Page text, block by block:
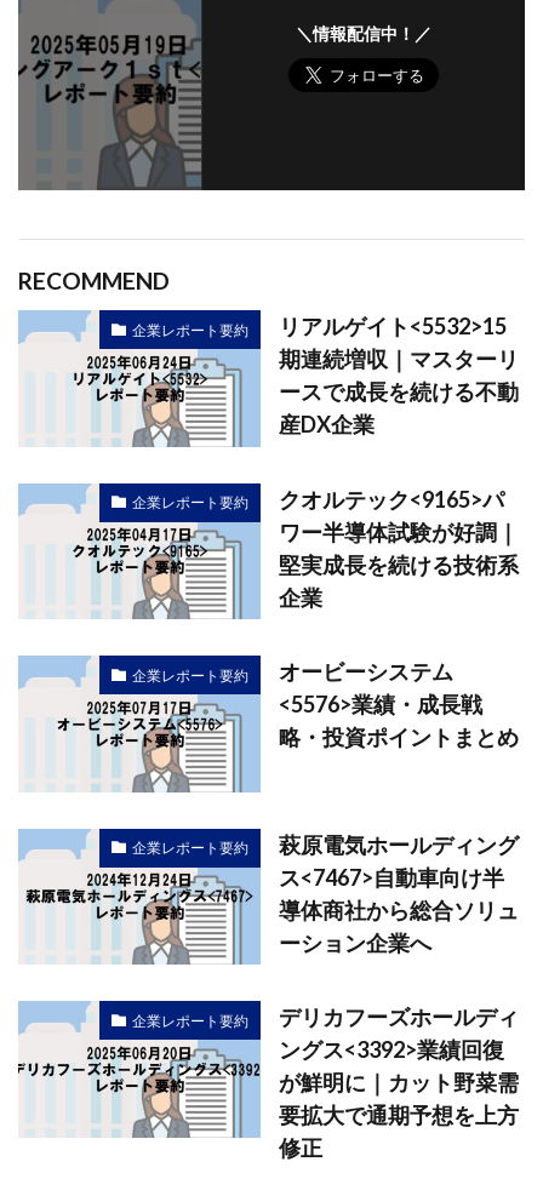
＼情報配信中！／
RECOMMEND
企業レポート要約
リアルゲイト<5532>15
期連続増収｜マスターリ
ースで成長を続ける不動
産DX企業
企業レポート要約
クオルテック<9165>パ
ワー半導体試験が好調｜
堅実成長を続ける技術系
企業
企業レポート要約
オービーシステム
<5576>業績・成長戦
略・投資ポイントまとめ
企業レポート要約
萩原電気ホールディング
ス<7467>自動車向け半
導体商社から総合ソリュ
ーション企業へ
企業レポート要約
デリカフーズホールディ
ングス<3392>業績回復
が鮮明に｜カット野菜需
要拡大で通期予想を上方
修正